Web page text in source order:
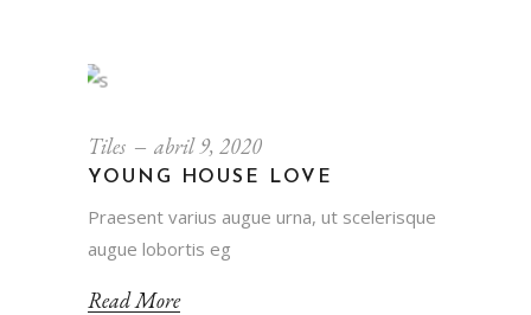
Tiles abril 9, 2020
YOUNG HOUSE LOVE
Praesent varius augue urna, ut scelerisque
augue lobortis eg
Read More